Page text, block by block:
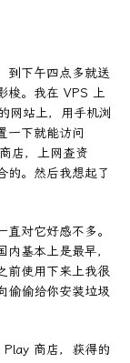
到下午四点多就送
梭。我在 VPS 上
网站上，用手机浏
一下就能访问
店，上网查资
的。然后我想起了
对它好感不多。
基本上是最早，
前使用下来上我很
偷偷给你安装垃圾
商店，获得的